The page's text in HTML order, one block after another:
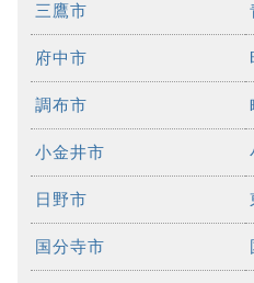
三鷹市
府中市
調布市
小金井市
日野市
国分寺市